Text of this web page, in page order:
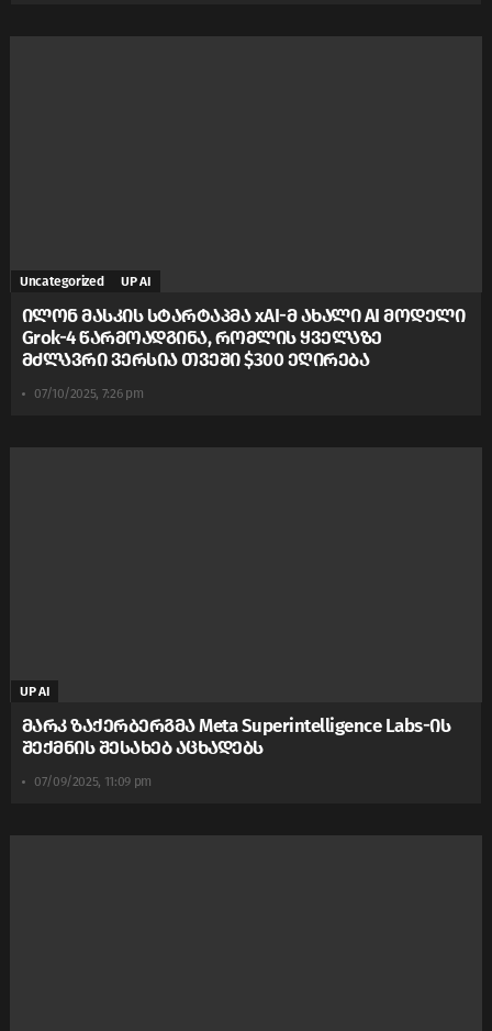
Uncategorized UP AI
ილონ მასკის სტარტაპმა xAI-მ ახალი AI მოდელი
Grok-4 წარმოადგინა, რომლის ყველაზე
მძლავრი ვერსია თვეში $300 ეღირება
07/10/2025, 7:26 pm
UP AI
მარკ ზაქერბერგმა Meta Superintelligence Labs-ის
შექმნის შესახებ აცხადებს
07/09/2025, 11:09 pm